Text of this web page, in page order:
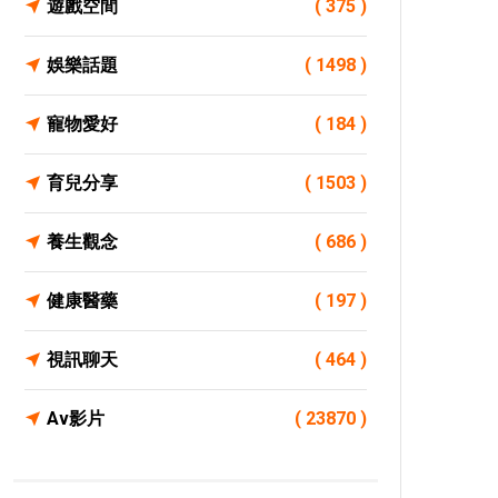
遊戲空間 ( 375 )
娛樂話題 ( 1498 )
寵物愛好 ( 184 )
育兒分享 ( 1503 )
養生觀念 ( 686 )
健康醫藥 ( 197 )
視訊聊天 ( 464 )
Av影片 ( 23870 )